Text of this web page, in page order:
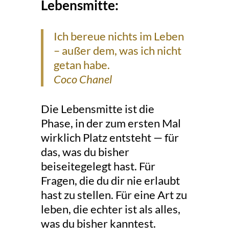
Lebensmitte:
Ich bereue nichts im Leben
– außer dem, was ich nicht
getan habe.
Coco Chanel
Die Lebensmitte ist die
Phase, in der zum ersten Mal
wirklich Platz entsteht — für
das, was du bisher
beiseitegelegt hast. Für
Fragen, die du dir nie erlaubt
hast zu stellen. Für eine Art zu
leben, die echter ist als alles,
was du bisher kanntest.